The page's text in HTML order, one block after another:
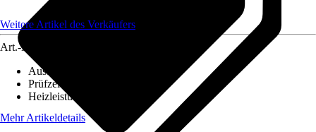
Weitere Artikel des Verkäufers
Art.-Nr.
Ausführung
Prüfzeichen
Heizleistung
Mehr Artikeldetails